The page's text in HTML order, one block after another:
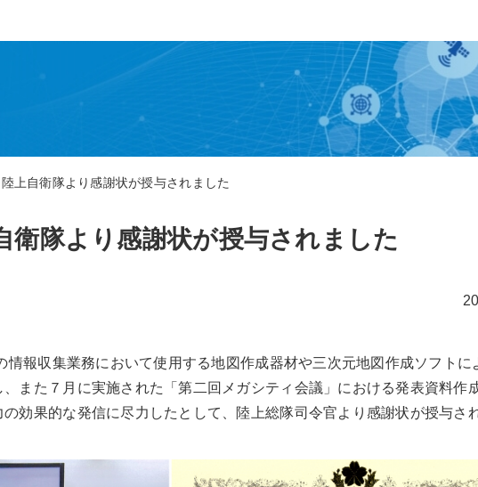
陸上自衛隊より感謝状が授与されました
衛隊より感謝状が授与されました
情報収集業務において使用する地図作成器材や三次元地図作成ソフトに
また７月に実施された「第二回メガシティ会議」における発表資料作
効果的な発信に尽力したとして、陸上総隊司令官より感謝状が授与さ